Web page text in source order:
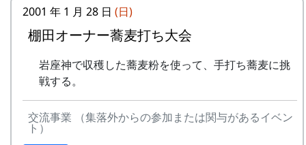
記念撮影。
平成27年度棚田オーナー (2015-04-12 11:26:16)
岩座神棚田オーナーの特典
一から十までプロの指導を受け、減農薬栽培
2001 年 1 月 28 日 (日)
棚田オーナー蕎麦打ち大会
岩座神で収穫した蕎麦粉を使って、手打ち蕎麦に挑
戦する。
交流事業 （集落外からの参加または関与があるイベン
ト）